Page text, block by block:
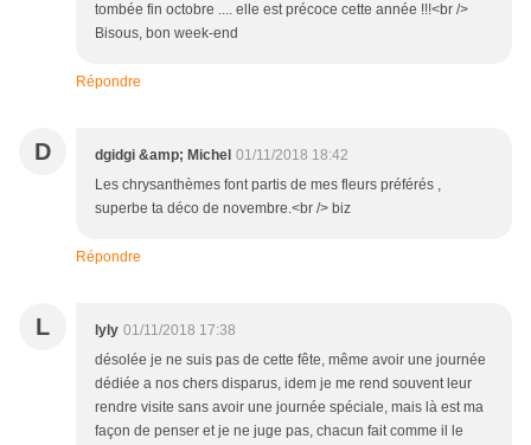
tombée fin octobre .... elle est précoce cette année !!!<br />
Bisous, bon week-end
Répondre
D dgidgi &amp; Michel 01/11/2018 18:42
Les chrysanthèmes font partis de mes fleurs préférés ,
superbe ta déco de novembre.<br /> biz
Répondre
L lyly 01/11/2018 17:38
désolée je ne suis pas de cette fête, même avoir une journée
dédiée a nos chers disparus, idem je me rend souvent leur
rendre visite sans avoir une journée spéciale, mais là est ma
façon de penser et je ne juge pas, chacun fait comme il le